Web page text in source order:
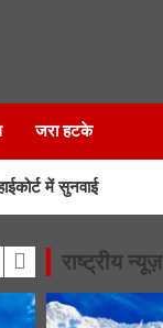
जरा हटके
में सुनवाई
विशेष फोकस
राष्ट्रीय न्यूज़